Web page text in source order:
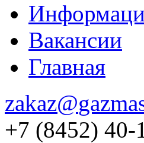
Вакансии
Главная
zakaz@
+7 (8452) 40-